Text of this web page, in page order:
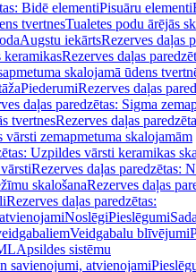
Bidē elementiPisuāru elementi
tvertnesTualetes podu ārējās
Augstu iekārtsRezerves daļas
keramikasRezerves daļas
skalojamā ūdens
PiederumiRezerves daļas
daļas paredzētas: Sigma
tvertnesRezerves daļas
vārsti zemapmetuma skalojamām
Uzpildes vārsti keramikas
Rezerves daļas paredzētas:
skalošanaRezerves daļas
Rezerves daļas paredzētas:
NoslēgiPieslēgumi
Veidgabalu blīvējumi
Apsildes sistēmu
savienojumi, atvienojami